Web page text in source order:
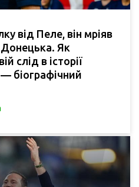
від Пеле, він мріяв
Як
слід в історії
біографічний